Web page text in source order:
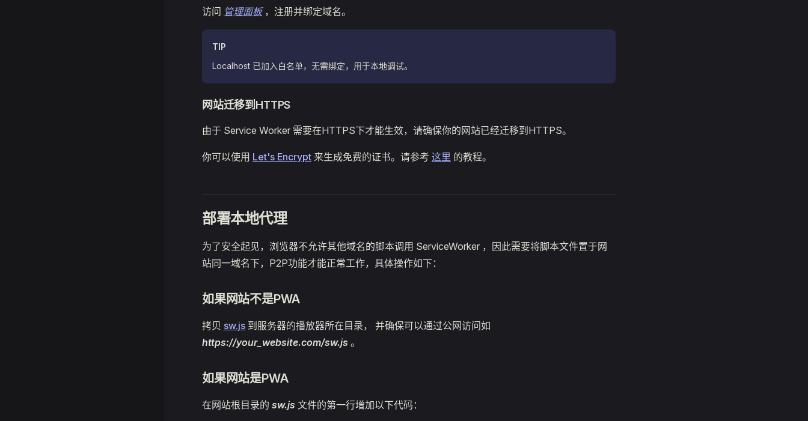
访问 管理面板，注册并绑定域名。
TIP
Localhost 已加入白名单，无需绑定，用于本地调试。
网站迁移到HTTPS
由于 Service Worker 需要在HTTPS下才能生效，请确保你的网站已经迁移到HTTPS。
你可以使用 Let's Encrypt 来生成免费的证书。请参考 这里 的教程。
部署本地代理
为了安全起见，浏览器不允许其他域名的脚本调用 ServiceWorker ，因此需要将脚本文件置于网
站同一域名下，P2P功能才能正常工作，具体操作如下：
如果网站不是PWA
拷贝 sw.js 到服务器的播放器所在目录， 并确保可以通过公网访问如
https://your_website.com/sw.js 。
如果网站是PWA
在网站根目录的 sw.js 文件的第一行增加以下代码：